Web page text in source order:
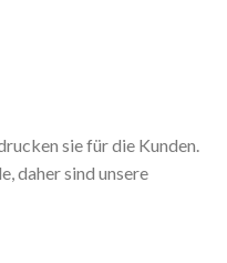
sie für die Kunden.
daher sind unsere